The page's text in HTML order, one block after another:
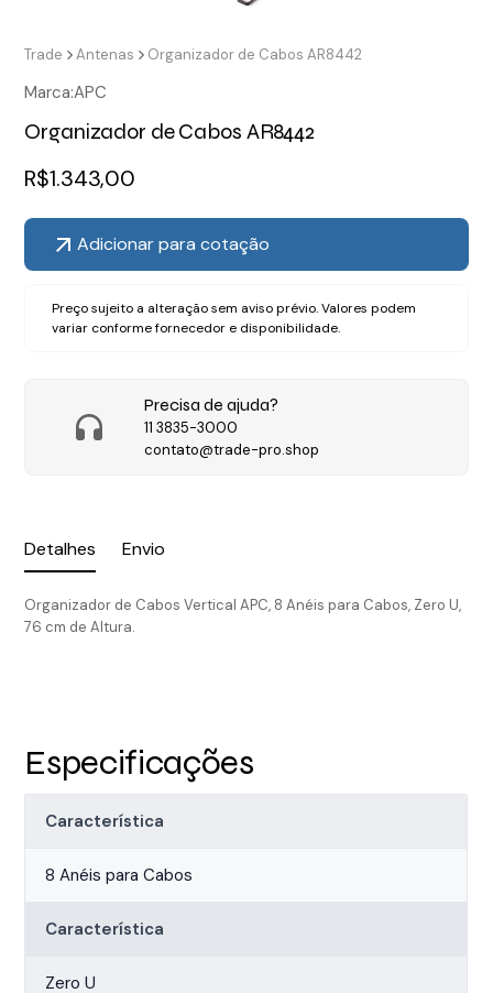
Detalhes Envio
Organizador de Cabos Vertical APC, 8 Anéis para Cabos, Zero U,
76 cm de Altura.
Trade Antenas Organizador de Cabos AR8442
Marca:APC
Organizador de Cabos AR8442
R$1.343,00
Adicionar para cotação
Preço sujeito a alteração sem aviso prévio. Valores podem
variar conforme fornecedor e disponibilidade.
Precisa de ajuda?
11 3835-3000
contato@trade-pro.shop
Especificações
Característica
8 Anéis para Cabos
Característica
Zero U